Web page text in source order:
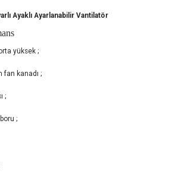
Ayaklı Ayarlanabilir Vantilatör
yüksek ;
fan kanadı ;
;
;